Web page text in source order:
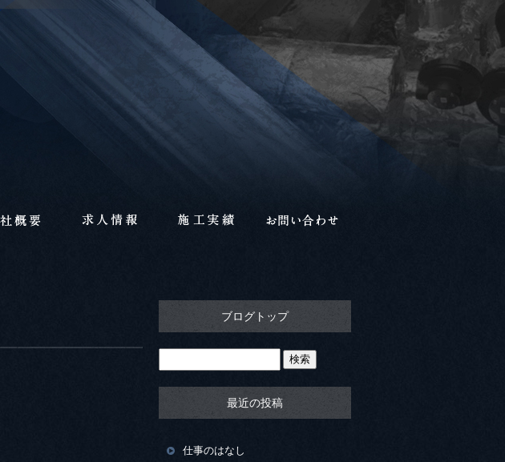
ブログトップ
最近の投稿
仕事のはなし